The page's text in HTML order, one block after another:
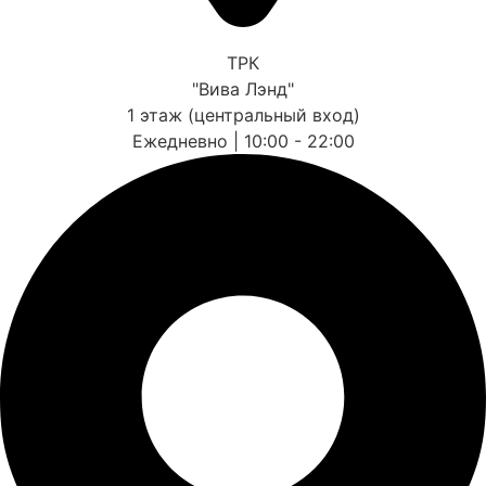
ТРК
"Вива Лэнд"
1 этаж (центральный вход)
Ежедневно | 10:00 - 22:00